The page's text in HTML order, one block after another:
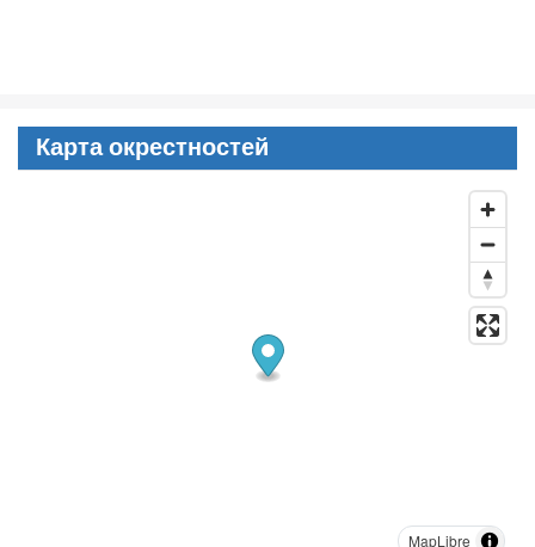
Карта окрестностей
MapLibre